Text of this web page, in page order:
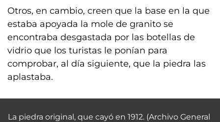
Otros, en cambio, creen que la base en la que
estaba apoyada la mole de granito se
encontraba desgastada por las botellas de
vidrio que los turistas le ponían para
comprobar, al día siguiente, que la piedra las
aplastaba.
La piedra original, que cayó en 1912. (Archivo General